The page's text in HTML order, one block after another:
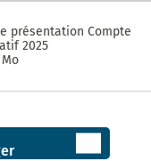
présentation Compte
2025
Mo